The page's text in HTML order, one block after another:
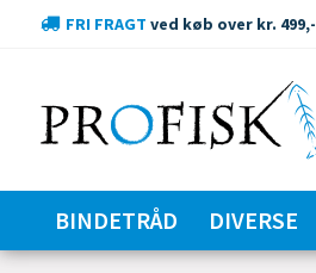
FRI FRAGT ved køb over kr. 499,-
BINDETRÅD DIVERSE